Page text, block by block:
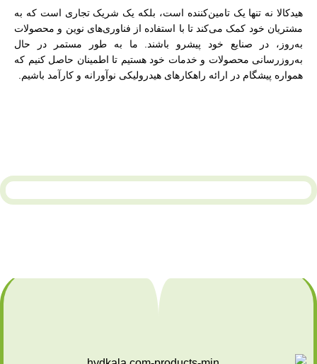
هیدکالا نه تنها یک تامین‌کننده است، بلکه یک شریک تجاری است که به
مشتریان خود کمک می‌کند تا با استفاده از فناوری‌های نوین و محصولات
به‌روز، در صنایع خود پیشرو باشند. ما به طور مستمر در حال
به‌روزرسانی محصولات و خدمات خود هستیم تا اطمینان حاصل کنیم که
همواره پیشگام در ارائه راهکارهای هیدرولیکی نوآورانه و کارآمد باشیم.